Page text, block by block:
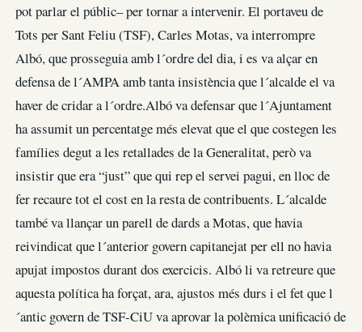
pot parlar el públic– per tornar a intervenir. El portaveu de
Tots per Sant Feliu (TSF), Carles Motas, va interrompre
Albó, que prosseguia amb l´ordre del dia, i es va alçar en
defensa de l´AMPA amb tanta insistència que l´alcalde el va
haver de cridar a l´ordre.Albó va defensar que l´Ajuntament
ha assumit un percentatge més elevat que el que costegen les
famílies degut a les retallades de la Generalitat, però va
insistir que era “just” que qui rep el servei pagui, en lloc de
fer recaure tot el cost en la resta de contribuents. L´alcalde
també va llançar un parell de dards a Motas, que havia
reivindicat que l´anterior govern capitanejat per ell no havia
apujat impostos durant dos exercicis. Albó li va retreure que
aquesta política ha forçat, ara, ajustos més durs i el fet que l
´antic govern de TSF-CiU va aprovar la polèmica unificació de